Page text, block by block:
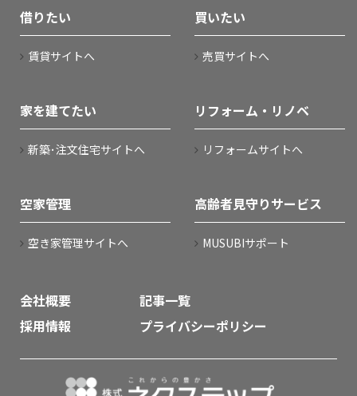
借りたい
賃貸サイトへ
買いたい
売買サイトへ
家を建てたい
新築･注文住宅サイトへ
リフォーム・リノベ
リフォームサイトへ
空家管理
空き家管理サイトへ
高齢者見守りサービス
MUSUBIサポート
会社概要
記事一覧
採用情報
プライバシーポリシー